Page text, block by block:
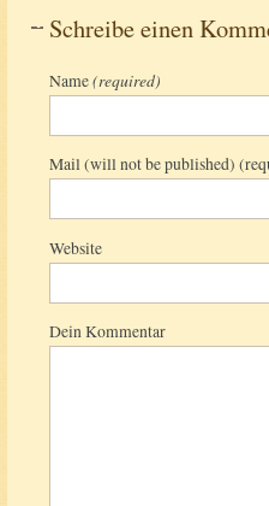
Schreibe einen
Name(required)
Mail (will not be published)
Website
Dein Kommentar